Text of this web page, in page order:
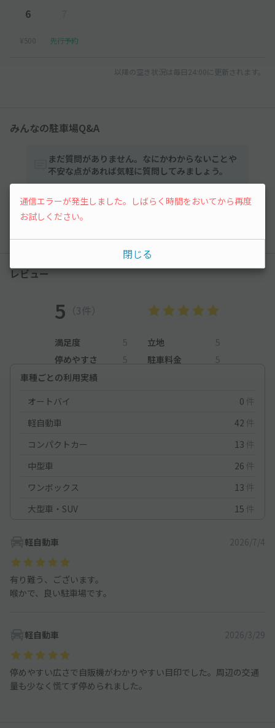
6
¥500 先行予約
以降の空き状況は毎日24:00に更新されます。
みんなの駐車場Q&A
まだ質問がありません。なにかわからないことや
不安な点があれば気軽に質問してみましょう。
レビュー
5 （3件）
満足度 5 立地
5
停めやすさ
5 駐車料金
5
車種ごとの利用実績
オートバイ
0 件
軽自動車
42 件
コンパクトカー
13 件
中型車
26 件
ワンボックス
13 件
大型車・SUV
15 件
軽自動車 2026/7/4
有り難う、ございます。
喉かで、良い駐車場です。
軽自動車 2026/3/29
停めやすい広さで自販機がわかりやすい目印でした。周辺の交通
量も少なく慌てず停められました。
通信エラーが発生しました。しばらく時間をおいてから再度
お試しください。
閉じる